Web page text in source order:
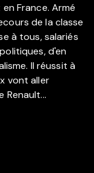
France. Armé
de la classe
à tous, salariés
d'en
Il réussit à
vont aller
Renault...